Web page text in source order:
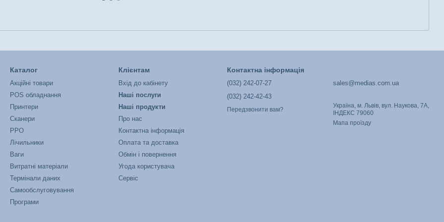
Каталог
Акційні товари
POS обладнання
Принтери
Сканери
РРО
Лічильники
Ваги
Витратні матеріали
Термінали даних
Самообслуговування
Програми
Клієнтам
Вхід до кабінету
Наші послуги
Наші продукти
Про нас
Контактна інформація
Оплата та доставка
Обмін і повернення
Угода користувача
Сервіс
Контактна інформація
(032) 242-07-27
(032) 242-42-43
Передзвонити вам?
sales@medias.com.ua
Україна, м. Львів, вул. Наукова, 7А,
ІНДЕКС 79060
Мапа проїзду